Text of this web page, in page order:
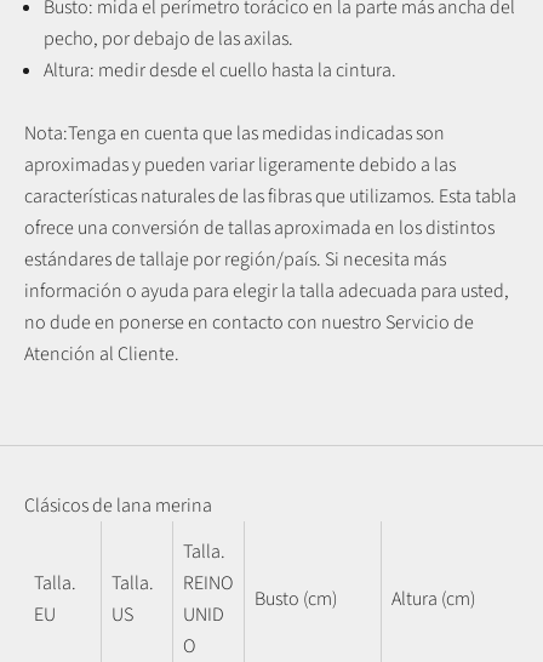
Busto: mida el perímetro torácico en la parte más ancha del
pecho, por debajo de las axilas.
Altura: medir desde el cuello hasta la cintura.
Nota:Tenga en cuenta que las medidas indicadas son
aproximadas y pueden variar ligeramente debido a las
características naturales de las fibras que utilizamos. Esta tabla
ofrece una conversión de tallas aproximada en los distintos
estándares de tallaje por región/país. Si necesita más
información o ayuda para elegir la talla adecuada para usted,
no dude en ponerse en contacto con nuestro Servicio de
Atención al Cliente.
Clásicos de lana merina
Talla.
EU
Talla.
US
Talla.
REINO
UNID
O
Busto (cm) Altura (cm)